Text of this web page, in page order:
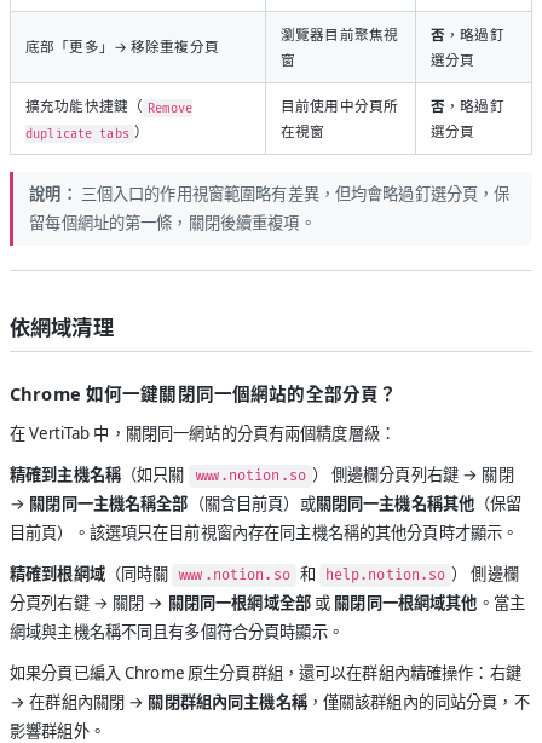
底部「更多」→ 移除重複分頁
瀏覽器目前聚焦視
窗
否 ，略過釘
選分頁
擴充功能快捷鍵（ Remove
duplicate tabs ）
目前使用中分頁所
在視窗
否 ，略過釘
選分頁
說明： 三個入口的作用視窗範圍略有差異，但均會略過釘選分頁，保
留每個網址的第一條，關閉後續重複項。
依網域清理
Chrome 如何一鍵關閉同一個網站的全部分頁？
在 VertiTab 中，關閉同一網站的分頁有兩個精度層級：
精確到主機名稱（如只關 www.notion.so ） 側邊欄分頁列右鍵 → 關閉
→ 關閉同一主機名稱全部 （關含目前頁）或關閉同一主機名稱其他 （保留
目前頁）。該選項只在目前視窗內存在同主機名稱的其他分頁時才顯示。
精確到根網域（同時關 www.notion.so 和 help.notion.so ） 側邊欄
分頁列右鍵 → 關閉 → 關閉同一根網域全部或 關閉同一根網域其他 。當主
網域與主機名稱不同且有多個符合分頁時顯示。
如果分頁已編入 Chrome 原生分頁群組，還可以在群組內精確操作：右鍵
→ 在群組內關閉 → 關閉群組內同主機名稱，僅關該群組內的同站分頁，不
影響群組外。